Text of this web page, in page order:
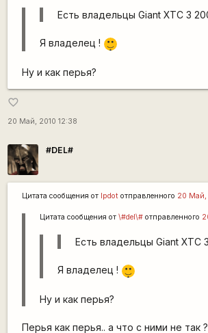
Есть владельцы Giant XTC 3
Я владелец !
|-)
_)
Ну и как перья?
favorite_border
20 Май, 2010 12:38
#DEL#
Цитата сообщения от lpdotотправленного 20 Май,
Цитата сообщения от \#del\#отправленного
Есть владельцы Giant XTC
Я владелец !
|-)
_)
Ну и как перья?
Перья как перья.. а что с ними не так ?